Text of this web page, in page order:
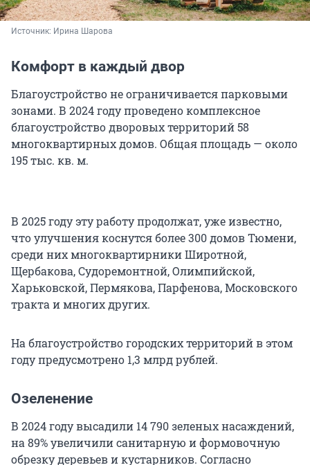
Источник: Ирина Шарова
Комфорт в каждый двор
Благоустройство не ограничивается парковыми
зонами. В 2024 году проведено комплексное
благоустройство дворовых территорий 58
многоквартирных домов. Общая площадь — около
195 тыс. кв. м.
В 2025 году эту работу продолжат, уже известно,
что улучшения коснутся более 300 домов Тюмени,
среди них многоквартирники Широтной,
Щербакова, Судоремонтной, Олимпийской,
Харьковской, Пермякова, Парфенова, Московского
тракта и многих других.
На благоустройство городских территорий в этом
году предусмотрено 1,3 млрд рублей.
Озеленение
В 2024 году высадили 14 790 зеленых насаждений,
на 89% увеличили санитарную и формовочную
обрезку деревьев и кустарников. Согласно